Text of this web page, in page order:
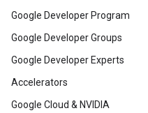
Google Developer Program
Google Developer Groups
Google Developer Experts
Accelerators
Google Cloud & NVIDIA